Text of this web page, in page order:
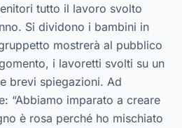
tutto il lavoro svolto
Si dividono i bambini in
mostrerà al pubblico
i lavoretti svolti su un
brevi spiegazioni. Ad
“Abbiamo imparato a creare
è rosa perché ho mischiato